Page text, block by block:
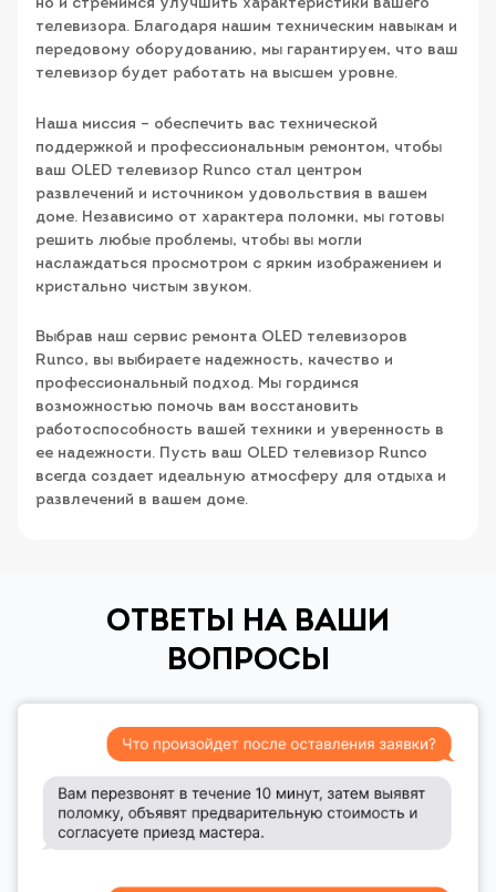
но и стремимся улучшить характеристики вашего
телевизора. Благодаря нашим техническим навыкам и
передовому оборудованию, мы гарантируем, что ваш
телевизор будет работать на высшем уровне.
Наша миссия – обеспечить вас технической
поддержкой и профессиональным ремонтом, чтобы
ваш OLED телевизор Runco стал центром
развлечений и источником удовольствия в вашем
доме. Независимо от характера поломки, мы готовы
решить любые проблемы, чтобы вы могли
наслаждаться просмотром с ярким изображением и
кристально чистым звуком.
Выбрав наш сервис ремонта OLED телевизоров
Runco, вы выбираете надежность, качество и
профессиональный подход. Мы гордимся
возможностью помочь вам восстановить
работоспособность вашей техники и уверенность в
ее надежности. Пусть ваш OLED телевизор Runco
всегда создает идеальную атмосферу для отдыха и
развлечений в вашем доме.
ОТВЕТЫ НА ВАШИ
ВОПРОСЫ